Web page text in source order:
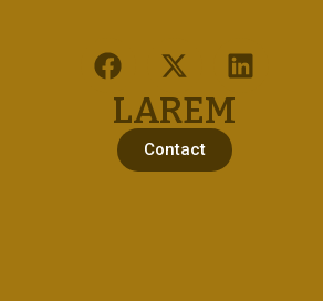
LAREM
Contact